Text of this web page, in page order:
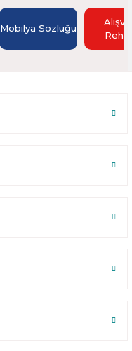
Mobilya Sözlüğü